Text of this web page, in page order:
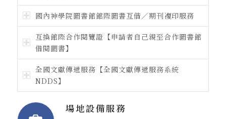
國內神學院圖書館館際圖書互借／期刊複印服務
互換館際合作閱覽證【申請者自己親至合作圖書館
借閱圖書】
全國文獻傳遞服務【全國文獻傳遞服務系統
NDDS】
場地設備服務